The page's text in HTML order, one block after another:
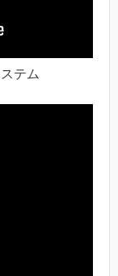
テム